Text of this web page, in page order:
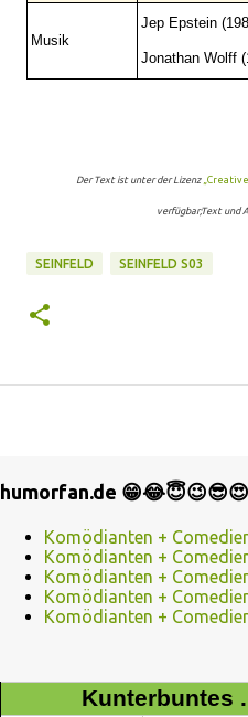
Musik
Jep Epstein
Jonathan Wolff
Der Text ist unter der Lizenz
verfügbar;Text und
SEINFELD SEINFELD S03
humorfan.de 😁😂😇😉😎😍
Komödianten +
Komödianten +
Komödianten +
Komödianten +
Komödianten +
Kunterbuntes